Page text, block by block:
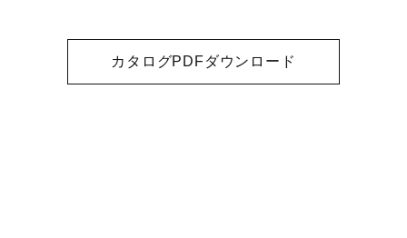
カタログPDFダウンロード